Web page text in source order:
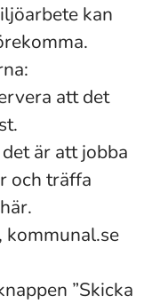
kan
att det
är att jobba
och träffa
kommunal.se
”Skicka